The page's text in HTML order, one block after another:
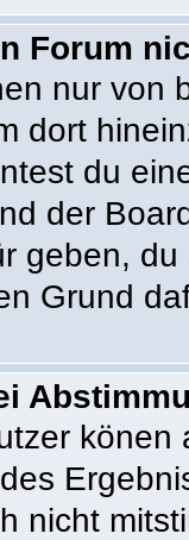
Forum
nur von
dort
du
der
geben,
Grund
nicht